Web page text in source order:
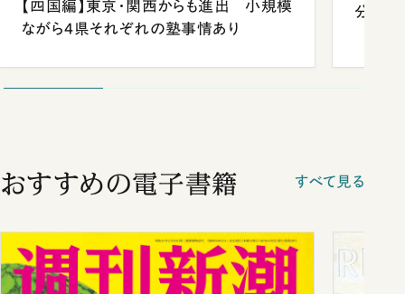
【四国編】東京・関西からも進出 小規模
ながら4県それぞれの塾事情あり
分 佐
おすすめの電子書籍 すべて見る